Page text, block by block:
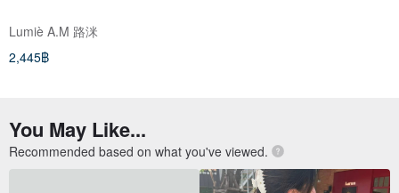
Lumiè A.M 路洣
2,445฿
You May Like...
Recommended based on what you've viewed.